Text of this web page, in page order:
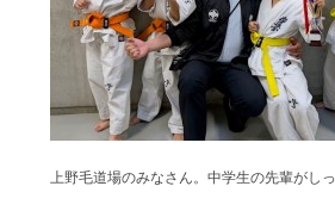
上野毛道場のみなさん。中学生の先輩がし